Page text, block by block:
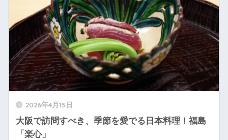
2026年4月15日
大阪で訪問すべき、季節を愛でる日本料理！福島
「楽心」